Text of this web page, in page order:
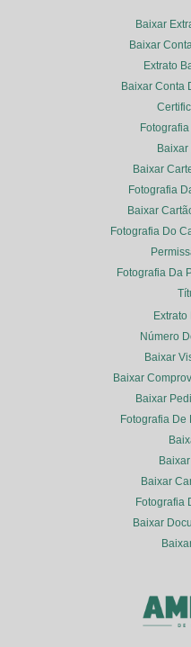
Baixar
Baixar
Extrato
Baixar Conta
Baixar
Baixar
Fotografia
Baixar
Fotografia Do
Fotografia Da
Extrato
Número
Baixar
Baixar
Baixar
Fotografia De
Baixar
Fotografia
Baixar